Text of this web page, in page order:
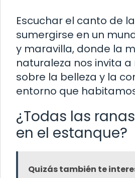
Escuchar el canto de
sumergirse en un
y maravilla, donde la
naturaleza nos invita
sobre la belleza y la
entorno que
¿Todas las
en el estanque?
Quizás también te